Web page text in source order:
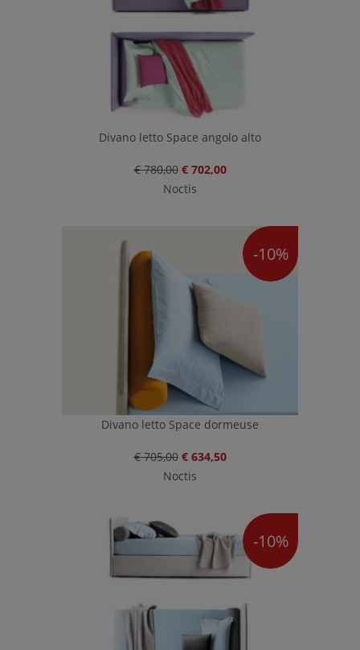
Divano letto Space angolo alto
€ 780,00 € 702,00
Noctis
-10%
Divano letto Space dormeuse
€ 705,00 € 634,50
Noctis
-10%